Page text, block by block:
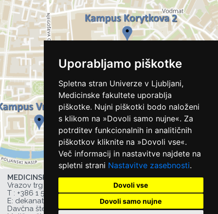
Uporabljamo piškotke
Spletna stran Univerze v Ljubljani,
Medicinske fakultete uporablja
piškotke. Nujni piškotki bodo naloženi
s klikom na »Dovoli samo nujne«. Za
potrditev funkcionalnih in analitičnih
piškotkov kliknite na »Dovoli vse«.
Več informacij in nastavitve najdete na
spletni strani Nastavitve zasebnosti.
Dovoli vse
Dovoli samo nujne
MEDICINSKA FAKULTETA UL,
Vrazov trg 2, 1000 Ljubljana, Slovenija,
T : +386 1 543 77 00, F: +386 1 543 77 01,
E: dekanat@mf.uni-lj.si
Davčna številka UL MF: 44752385,